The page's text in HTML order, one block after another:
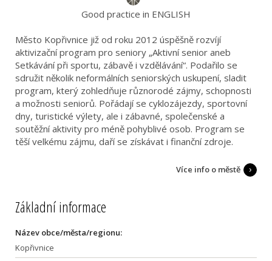
Good practice in ENGLISH
Město Kopřivnice již od roku 2012 úspěšně rozvíjí
aktivizační program pro seniory „Aktivní senior aneb
Setkávání při sportu, zábavě i vzdělávání“. Podařilo se
sdružit několik neformálních seniorských uskupení, sladit
program, který zohledňuje různorodé zájmy, schopnosti
a možnosti seniorů. Pořádají se cyklozájezdy, sportovní
dny, turistické výlety, ale i zábavné, společenské a
soutěžní aktivity pro méně pohyblivé osob. Program se
těší velkému zájmu, daří se získávat i finanční zdroje.
Více info o městě
Základní informace
Název obce/města/regionu:
Kopřivnice